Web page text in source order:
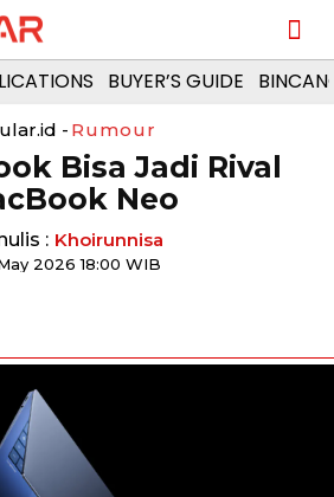
BUYER’S GUIDE
- Rumour
Bisa Jadi Rival
Neo
: Khoirunnisa
2026 18:00 WIB